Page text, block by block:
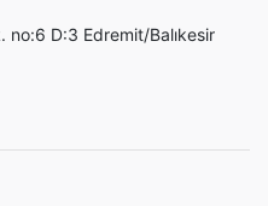
D:3 Edremit/Balıkesir